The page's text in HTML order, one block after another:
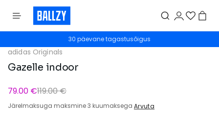
30 päevane tagastusõigus
adidas Originals
Gazelle indoor
79.00 €119.00 €
Järelmaksuga maksmine 3 kuumaksega Arvuta